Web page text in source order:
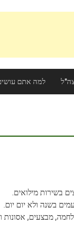
למה אתם
בשירות מילואים.
בשנה ולא יום יום.
מבצעים, אסונות